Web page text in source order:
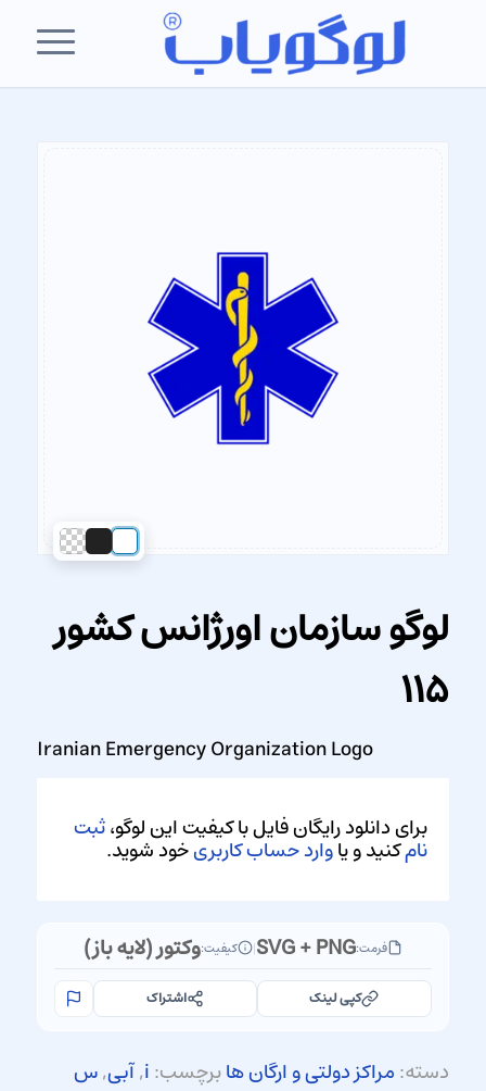
لوگو سازمان اورژانس کشور
115
Iranian Emergency Organization Logo
برای دانلود رایگان فایل با کیفیت این لوگو،ثبت
نامکنید و یاوارد حساب کاربریخود شوید.
فرمت:SVG + PNG
| کیفیت:وکتور (لایه باز)
کپی لینک اشتراک
دسته:مراکز دولتی و ارگان هابرچسب:i
,آبی,س